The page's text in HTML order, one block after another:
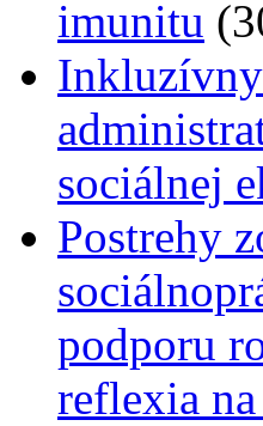
imunitu
Inkluzívny
sociálnej
Postrehy
podporu
reflexia